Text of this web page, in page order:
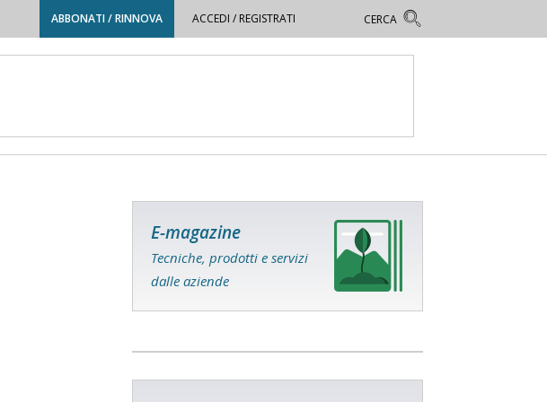
ABBONATI / RINNOVA ACCEDI / REGISTRATI
E-magazine
Tecniche, prodotti e servizi
dalle aziende